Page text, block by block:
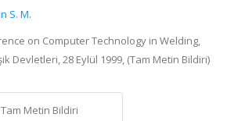
S. M.
on Computer Technology in Welding,
Devletleri, 28 Eylül 1999, (Tam Metin Bildiri)
Metin Bildiri